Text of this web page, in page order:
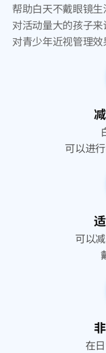
帮助白天不戴眼镜生
对活动量大的孩子来
对青少年近视管理效
可以进
可以
在